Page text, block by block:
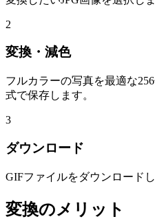
2
変換・減色
フルカラーの写真を最適な
式で保存します。
3
ダウンロード
GIFファイルをダウンロードし
変換のメリット